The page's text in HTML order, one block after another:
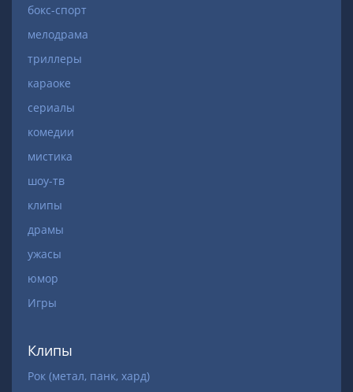
бокс-спорт
мелодрама
триллеры
караоке
сериалы
комедии
мистика
шоу-тв
клипы
драмы
ужасы
юмор
Игры
Клипы
Рок (метал, панк, хард)